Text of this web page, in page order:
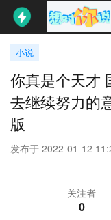
小说
你真是个天才
去继续努力的
版
发布于 2022-01-12
关注者
0